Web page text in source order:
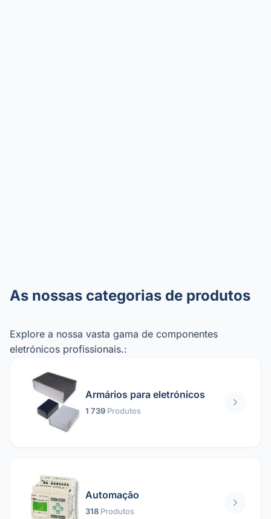
As nossas categorias de produtos
Explore a nossa vasta gama de componentes
eletrónicos profissionais.:
Armários para eletrónicos
1 739 Produtos
Automação
318 Produtos